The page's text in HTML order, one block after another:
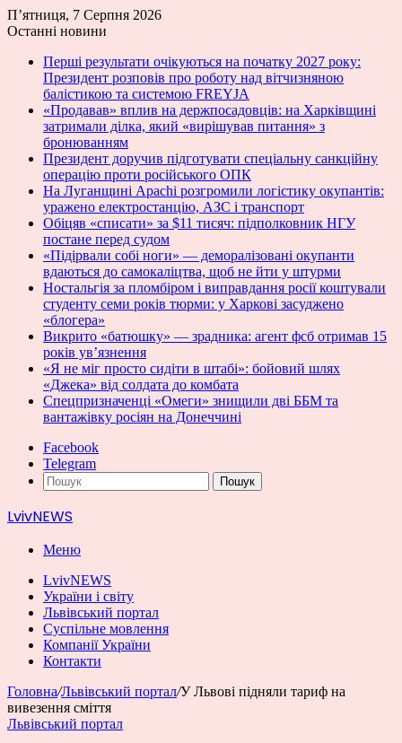
П’ятниця, 7 Серпня 2026
Останні новини
Перші результати очікуються на початку 2027 року:
Президент розповів про роботу над вітчизняною
балістикою та системою FREYJA
«Продавав» вплив на держпосадовців: на Харківщині
затримали ділка, який «вирішував питання» з
бронюванням
Президент доручив підготувати спеціальну санкційну
операцію проти російського ОПК
На Луганщині Apachi розгромили логістику окупантів:
уражено електростанцію, АЗС і транспорт
Обіцяв «списати» за $11 тисяч: підполковник НГУ
постане перед судом
«Підірвали собі ноги» — деморалізовані окупанти
вдаються до самокаліцтва, щоб не йти у штурми
Ностальгія за пломбіром і виправдання росії коштували
студенту семи років тюрми: у Харкові засуджено
«блогера»
Викрито «батюшку» — зрадника: агент фсб отримав 15
років ув’язнення
«Я не міг просто сидіти в штабі»: бойовий шлях
«Джека» від солдата до комбата
Спецпризначенці «Омеги» знищили дві ББМ та
вантажівку росіян на Донеччині
Facebook
Telegram
Пошук
LvivNEWS
Меню
LvivNEWS
України і світу
Львівський портал
Суспільне мовлення
Компанії України
Контакти
Головна/Львівський портал/У Львові підняли тариф на
вивезення сміття
Львівський портал